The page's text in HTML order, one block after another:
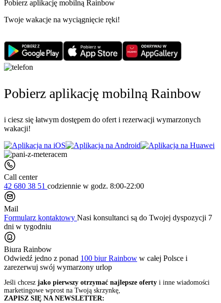
Pobierz aplikację mobilną Rainbow
Twoje wakacje na wyciągnięcie ręki!
Pobierz aplikację mobilną Rainbow
i ciesz się łatwym dostępem do ofert i rezerwacji wymarzonych
wakacji!
Call center
42 680 38 51 codziennie w godz. 8:00-22:00
Mail
Formularz kontaktowy Nasi konsultanci są do Twojej dyspozycji 7
dni w tygodniu
Biura Rainbow
Odwiedź jedno z ponad 100 biur Rainbow w całej Polsce i
zarezerwuj swój wymarzony urlop
Jeśli chcesz jako pierwszy otrzymać najlepsze oferty i inne wiadomości
marketingowe wprost na Twoją skrzynkę,
ZAPISZ SIĘ NA NEWSLETTER: